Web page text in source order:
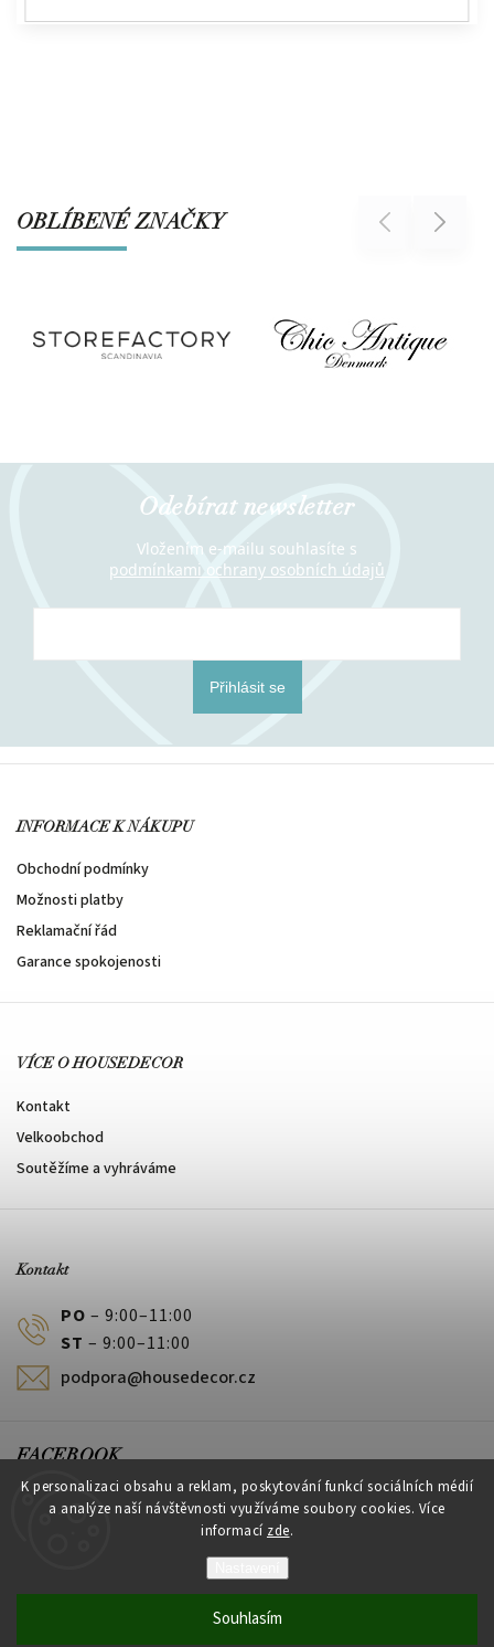
K personalizaci obsahu a reklam, poskytování funkcí sociálních médií
a analýze naší návštěvnosti využíváme soubory cookies. Více
informací zde.
Souhlasím
OBLÍBENÉ ZNAČKY Previous Next
Odebírat newsletter
Vložením e-mailu souhlasíte s
podmínkami ochrany osobních údajů
Přihlásit se
INFORMACE K NÁKUPU
Obchodní podmínky
Možnosti platby
Reklamační řád
Garance spokojenosti
VÍCE O HOUSEDECOR
Kontakt
Velkoobchod
Soutěžíme a vyhráváme
Kontakt
PO – 9:00–11:00
ST – 9:00–11:00
podpora@housedecor.cz
FACEBOOK